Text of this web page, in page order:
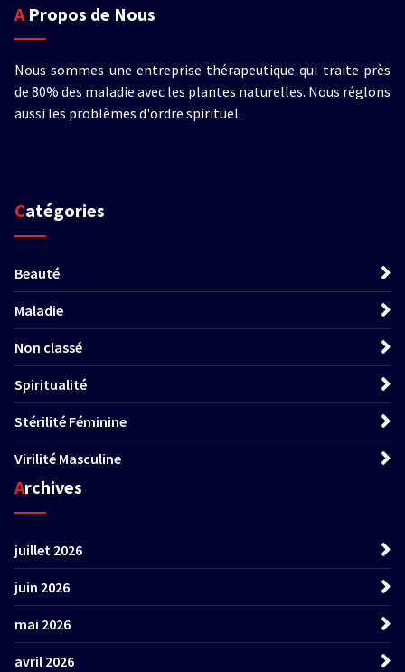
A Propos de Nous
Nous sommes une entreprise thérapeutique qui traite près
de 80% des maladie avec les plantes naturelles. Nous réglons
aussi les problèmes d'ordre spirituel.
Catégories
Beauté
Maladie
Non classé
Spiritualité
Stérilité Féminine
Virilité Masculine
Archives
juillet 2026
juin 2026
mai 2026
avril 2026